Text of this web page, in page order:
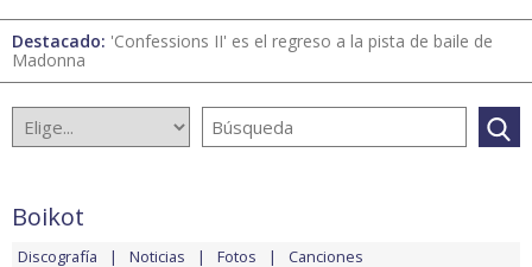
Destacado: 'Confessions II' es el regreso a la pista de baile de
Madonna
Boikot
Discografía Noticias Fotos Canciones